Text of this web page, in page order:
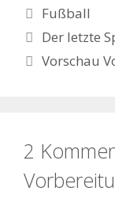
Kategorien
Fußball
Der letzte
Vorschau
2